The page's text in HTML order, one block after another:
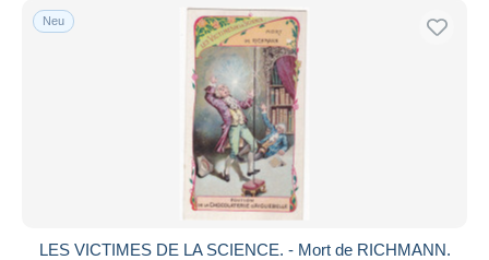
Neu
LES VICTIMES DE LA SCIENCE. - Mort de RICHMANN.